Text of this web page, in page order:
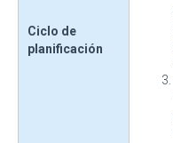
Ciclo de
planificación